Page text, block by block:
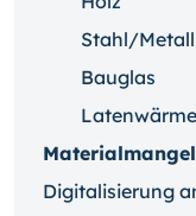
Stahl/Metall
Bauglas
Digitalisierung